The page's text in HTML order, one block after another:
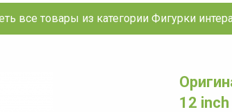
виниловые и другие
все товары из категории Фигурки
12